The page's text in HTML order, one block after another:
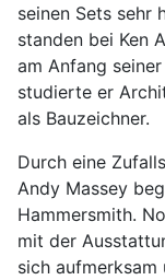
seinen Sets sehr
standen bei Ken
am Anfang
studierte er
als Bauzeichner.
Durch eine
Andy Massey
Hammersmith.
mit der
sich